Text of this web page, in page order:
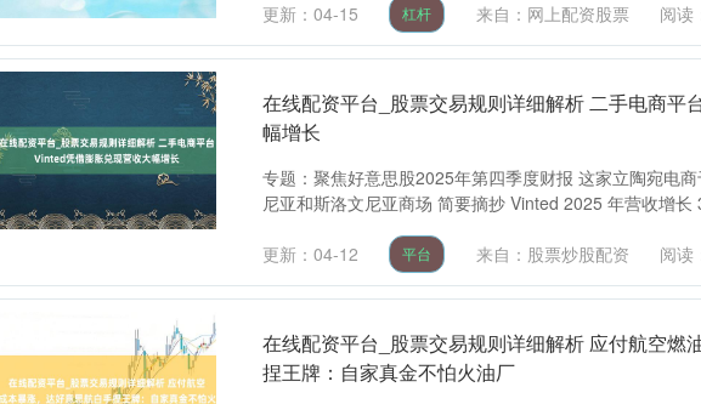
更新：04-15 杠杆 来自：网上配资股票 阅读
在线配资平台_股票交易规则详细解析 二手电商平
幅增长
专题：聚焦好意思股2025年第四季度财报 这家立陶宛电
尼亚和斯洛文尼亚商场 简要摘抄 Vinted 2025 年营收增长
更新：04-12 平台 来自：股票炒股配资 阅读
在线配资平台_股票交易规则详细解析 应付航空燃
捏王牌：自家真金不怕火油厂